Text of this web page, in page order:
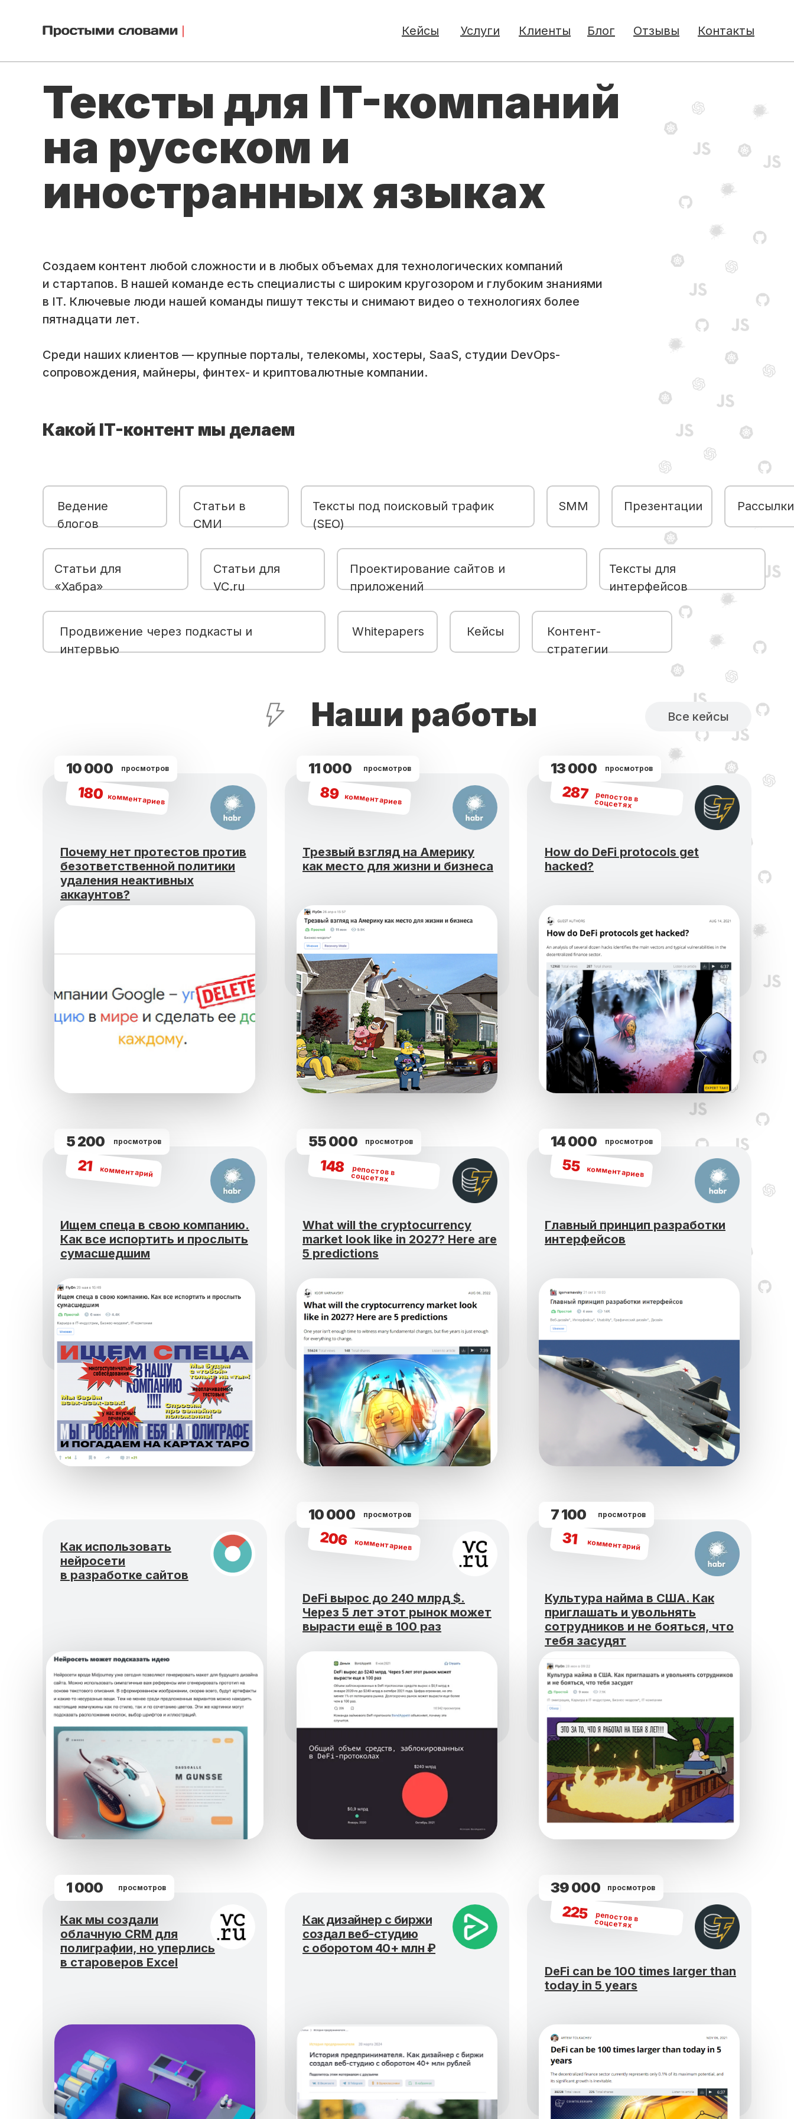
Кейсы Услуги Клиенты Отзывы Контакты
Блог
Тексты для IT-компаний
на русском и
иностранных языках
Создаем контент любой сложности и в любых объемах для технологических компаний
и стартапов. В нашей команде есть специалисты с широким кругозором и глубоким знаниями
в IT. Ключевые люди нашей команды пишут тексты и снимают видео о технологиях более
пятнадцати лет.
Среди наших клиентов — крупные порталы, телекомы, хостеры, SaaS, студии DevOps-
сопровождения, майнеры, финтех- и криптовалютные компании.
Какой IT-контент мы делаем
Ведение
блогов
Статьи в
СМИ
Тексты под поисковый трафик
(SEO)
SMM Презентации Рассылки
Статьи для
«Хабра»
Статьи для
VC.ru
Проектирование сайтов и
приложений
Тексты для
интерфейсов
Продвижение через подкасты и
интервью
Whitepapers Кейсы
Контент-
стратегии
Наши работы Все кейсы
DeFi вырос до 240 млрд $.
Через 5 лет этот рынок может
вырасти ещё в 100 раз
10 000 просмотров
206 комментариев
How do DeFi protocols get
hacked?
13 000 просмотров
287 репостов в
соцсетях
What will the cryptocurrency
market look like in 2027? Here are
5 predictions
55 000 просмотров
148 репостов в
соцсетях
DeFi can be 100 times larger than
today in 5 years
39 000 просмотров
225 репостов в
соцсетях
Как дизайнер с биржи
создал веб-студию
с оборотом 40+ млн ₽
Трезвый взгляд на Америку
как место для жизни и бизнеса
11 000 просмотров
89 комментариев
Главный принцип разработки
интерфейсов
14 000 просмотров
55 комментариев
Ищем спеца в свою компанию.
Как все испортить и прослыть
сумасшедшим
5 200 просмотров
21 комментарий
Культура найма в США. Как
приглашать и увольнять
сотрудников и не бояться, что
тебя засудят
7 100 просмотров
31 комментарий
Как использовать
нейросети
в разработке сайтов
Почему нет протестов против
безответственной политики
удаления неактивных
аккаунтов?
10 000 просмотров
180 комментариев
Как мы создали
облачную CRM для
полиграфии, но уперлись
в староверов Excel
1 000 просмотров